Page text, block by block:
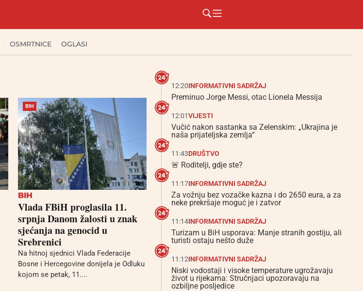
OSMRTNICE OGLASI
BIH
BIH
Vlada FBiH proglasila 11.
srpnja Danom žalosti u znak
sjećanja na genocid u
Srebrenici
Na hitnoj sjednici Vlada Federacije
Bosne i Hercegovine donijela je Odluku
kojom se petak, 11....
12:20INFORMATIVNI SADRŽAJ
Preminuo Jorge Messi, otac Lionela Messija
12:01VIJESTI
Vučić nakon sastanka sa Zelenskim: „Ukrajina je
naša prijateljska zemlja“
11:43DRUŠTVO
🚨 Roditelji, gdje ste?
11:17INFORMATIVNI SADRŽAJ
Za vožnju bez vozačke kazna i do 2650 eura, a za
neke prekršaje moguć je i zatvor
11:14INFORMATIVNI SADRŽAJ
Turizam u BiH usporava: Manje stranih gostiju, ali
turisti ostaju nešto duže
11:12INFORMATIVNI SADRŽAJ
Niski vodostaji i visoke temperature ugrožavaju
život u rijekama: Stručnjaci upozoravaju na
ozbiljne posljedice